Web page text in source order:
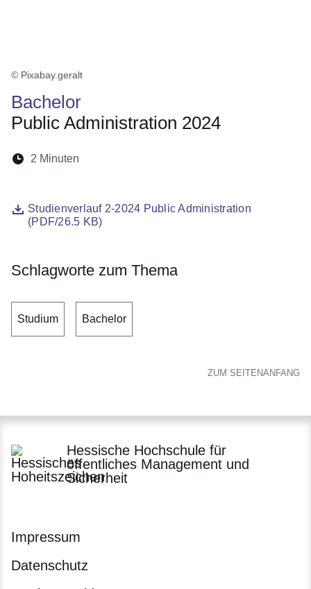
© Pixabay.geralt
Bachelor
Public Administration 2024
Lesedauer:
2 Minuten
DateiStudienverlauf 2-2024 Public Administration
(PDF/26.5 KB)
Öffnet sich in einem neuen Fenster
Schlagworte zum Thema
Studium Bachelor
ZUM SEITENANFANG
Hessische Hochschule für
öffentliches Management und
Sicherheit
Impressum
Datenschutz